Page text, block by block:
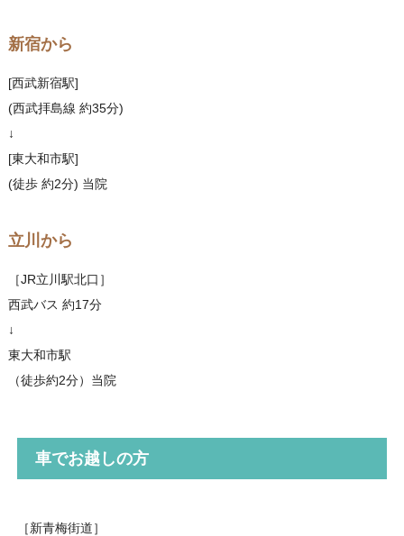
新宿から
[西武新宿駅]
(西武拝島線 約35分)
↓
[東大和市駅]
(徒歩 約2分) 当院
立川から
［JR立川駅北口］
西武バス 約17分
↓
東大和市駅
（徒歩約2分）当院
車でお越しの方
［新青梅街道］